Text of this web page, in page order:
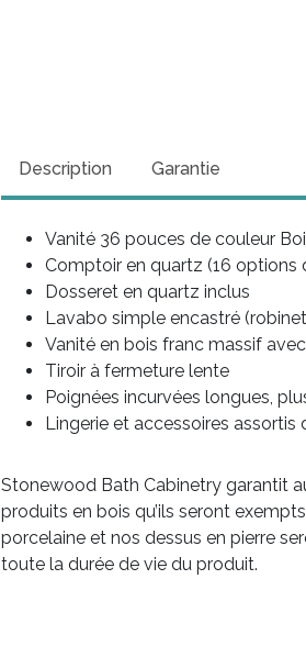
Description Garantie
Vanité 36 pouces de couleur
Comptoir en quartz (16 options
Dosseret en quartz inclus
Lavabo simple encastré
Vanité en bois franc massif
Tiroir à fermeture lente
Poignées incurvées longues,
Lingerie et accessoires assortis
Stonewood Bath Cabinetry garantit
produits en bois qu’ils seront
porcelaine et nos dessus en pierre
toute la durée de vie du produit.